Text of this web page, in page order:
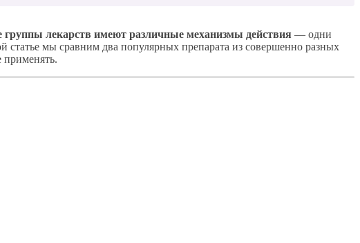
группы лекарств имеют различные механизмы действия — одни
мы сравним два популярных препарата из совершенно разных
применять.